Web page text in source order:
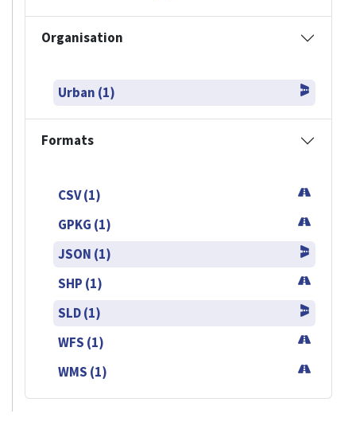
Organisation
Urban (1)
Formats
CSV (1)
GPKG (1)
JSON (1)
SHP (1)
SLD (1)
WFS (1)
WMS (1)